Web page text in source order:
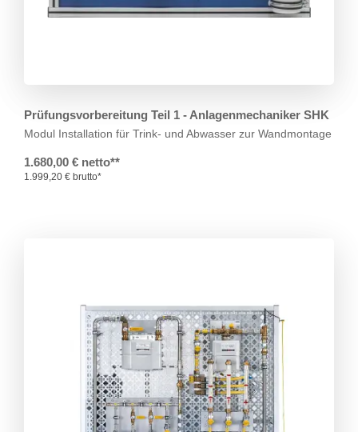
Prüfungsvorbereitung Teil 1 - Anlagenmechaniker SHK
Modul Installation für Trink- und Abwasser zur Wandmontage
1.680,00 € netto**
1.999,20 € brutto*